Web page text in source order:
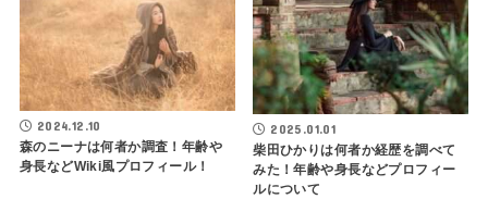
2024.12.10
森のニーナは何者か調査！年齢や
身長などWiki風プロフィール！
2025.01.01
柴田ひかりは何者か経歴を調べて
みた！年齢や身長などプロフィー
ルについて